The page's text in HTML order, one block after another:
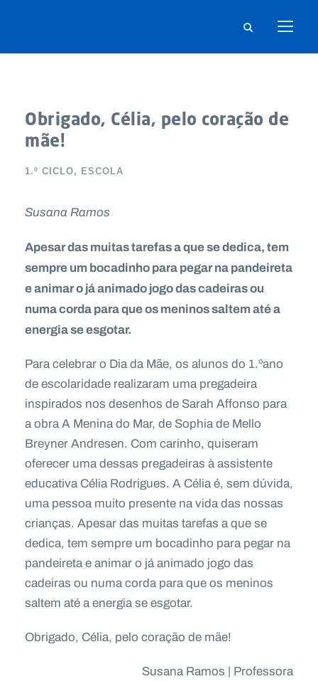
Obrigado, Célia, pelo coração de
mãe!
1.º CICLO, ESCOLA
Susana Ramos
Apesar das muitas tarefas a que se dedica, tem
sempre um bocadinho para pegar na pandeireta
e animar o já animado jogo das cadeiras ou
numa corda para que os meninos saltem até a
energia se esgotar.
Para celebrar o Dia da Mãe, os alunos do 1.ºano
de escolaridade realizaram uma pregadeira
inspirados nos desenhos de Sarah Affonso para
a obra A Menina do Mar, de Sophia de Mello
Breyner Andresen. Com carinho, quiseram
oferecer uma dessas pregadeiras à assistente
educativa Célia Rodrigues. A Célia é, sem dúvida,
uma pessoa muito presente na vida das nossas
crianças. Apesar das muitas tarefas a que se
dedica, tem sempre um bocadinho para pegar na
pandeireta e animar o já animado jogo das
cadeiras ou numa corda para que os meninos
saltem até a energia se esgotar.
Obrigado, Célia, pelo coração de mãe!
Susana Ramos | Professora